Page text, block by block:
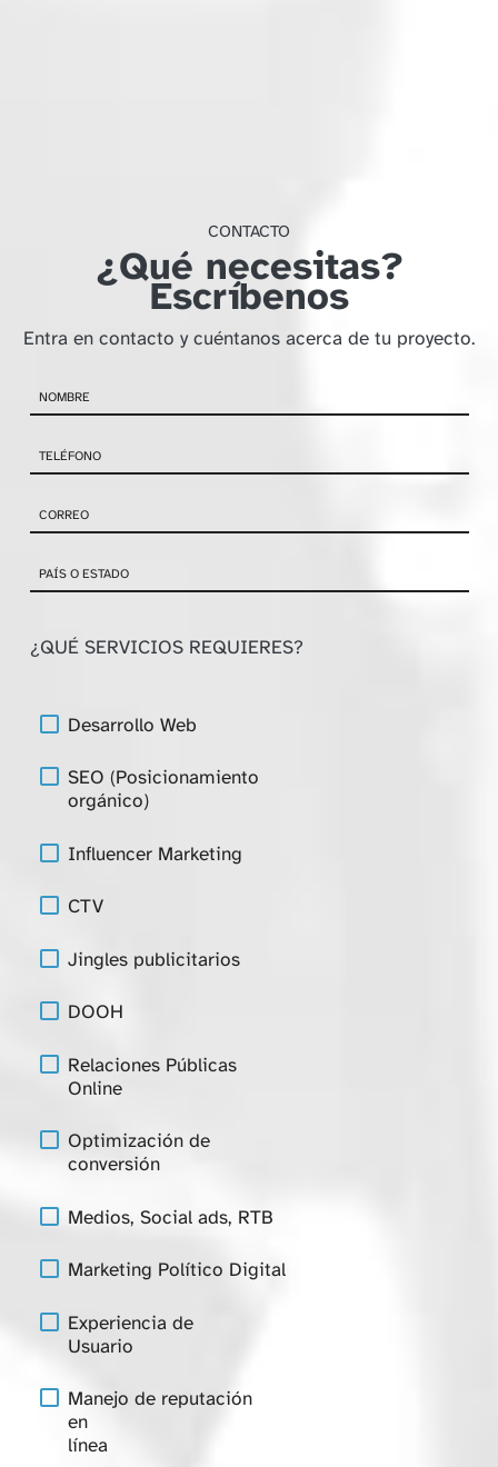
CONTACTO
¿Qué necesitas?
Escríbenos
Entra en contacto y cuéntanos acerca de tu proyecto.
¿QUÉ SERVICIOS REQUIERES?
Desarrollo Web
SEO (Posicionamiento
orgánico)
Influencer Marketing
CTV
Jingles publicitarios
DOOH
Relaciones Públicas
Online
Optimización de
conversión
Medios, Social ads, RTB
Marketing Político Digital
Experiencia de
Usuario
Manejo de reputación
en
línea